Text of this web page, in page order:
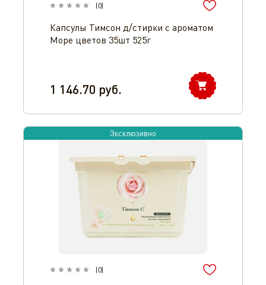
(0)
Капсулы Тимсон д/стирки с ароматом
Море цветов 35шт 525г
1 146.70 руб.
Эксклюзивно
(0)